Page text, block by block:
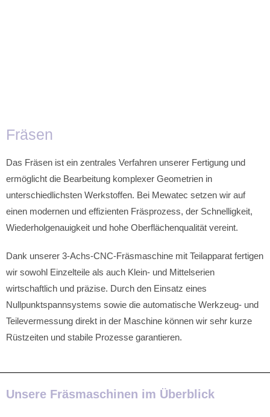
Fräsen
Das Fräsen ist ein zentrales Verfahren unserer Fertigung und
ermöglicht die Bearbeitung komplexer Geometrien in
unterschiedlichsten Werkstoffen. Bei Mewatec setzen wir auf
einen modernen und effizienten Fräsprozess, der Schnelligkeit,
Wiederholgenauigkeit und hohe Oberflächenqualität vereint.
Dank unserer 3-Achs-CNC-Fräsmaschine mit Teilapparat fertigen
wir sowohl Einzelteile als auch Klein- und Mittelserien
wirtschaftlich und präzise. Durch den Einsatz eines
Nullpunktspannsystems sowie die automatische Werkzeug- und
Teilevermessung direkt in der Maschine können wir sehr kurze
Rüstzeiten und stabile Prozesse garantieren.
Unsere Fräsmaschinen im Überblick